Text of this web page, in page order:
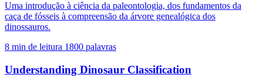
Uma introdução à ciência da paleontologia, dos fundamentos da
caça de fósseis à compreensão da árvore genealógica dos
dinossauros.
8 min de leitura 1800 palavras
Understanding Dinosaur Classification